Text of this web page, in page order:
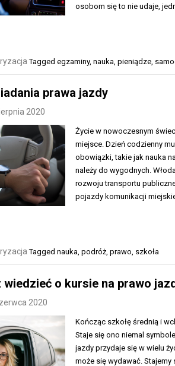
osobom się to nie udaje,
Tagged egzaminy, nauka pieniądze
prawa jazdy
2020
Życie w nowoczesnym
miejsce. Dzień codzienny
obowiązki, takie jak nauka
należy do wygodnych.
rozwoju transportu
pojazdy komunikacji
Tagged nauka, podróż, prawo, szkoła
wiedzieć o kursie na prawo
2020
Kończąc szkołę średnią i
Staje się ono niemal
jazdy przydaje się w wielu
może się wydawać.